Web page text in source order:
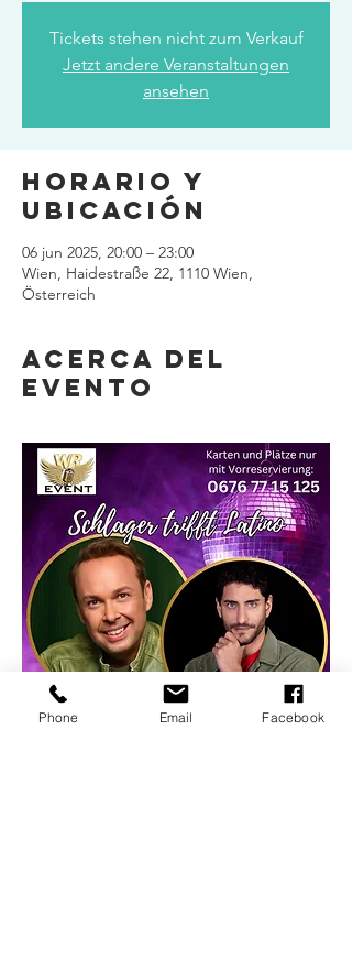
Tickets stehen nicht zum Verkauf
Jetzt andere Veranstaltungen
ansehen
Horario y
ubicación
06 jun 2025, 20:00 – 23:00
Wien, Haidestraße 22, 1110 Wien,
Österreich
Acerca del
evento
Phone Email Facebook